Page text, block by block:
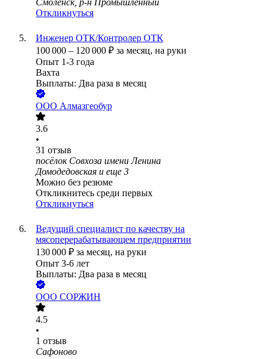
Смоленск, р-н Промышленный
Откликнуться
Инженер ОТК/Контролер ОТК
100 000 – 120 000 ₽ за месяц, на руки
Опыт 1-3 года
Вахта
Выплаты: Два раза в месяц
ООО Алмазгеобур
3.6
•
31 отзыв
посёлок Совхоза имени Ленина
Домодедовская и еще 3
Можно без резюме
Откликнитесь среди первых
Откликнуться
Ведущий специалист по качеству на
мясоперерабатывающем предприятии
130 000 ₽ за месяц, на руки
Опыт 3-6 лет
Выплаты: Два раза в месяц
ООО СОРЖИН
4.5
•
1 отзыв
Сафоново